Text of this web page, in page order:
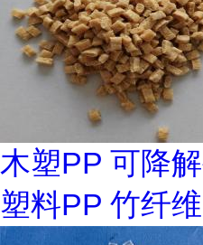
木塑PP 可降
塑料PP 竹纤